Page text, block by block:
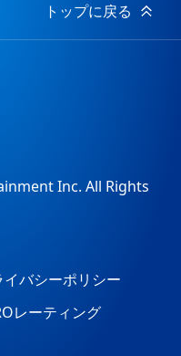
トップに戻る
Inc. All Rights
イバシーポリシー
レーティング